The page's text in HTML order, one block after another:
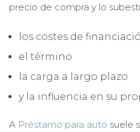
precio de compra y lo
los costes de
el término
la carga a largo plazo
y la influencia en su
A Préstamo para auto suele